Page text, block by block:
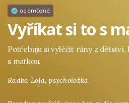
odemčené
Vyříkat si to s
Potřebuju si vyléčit rány z
s matkou.
Radka Loja,psycholožka